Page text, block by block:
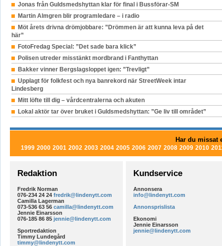
Jonas från Guldsmedshyttan klar för final i Bussförar-SM
Martin Almgren blir programledare – i radio
Möt årets drivna drömjobbare: ”Drömmen är att kunna leva på det
här”
FotoFredag Special: ”Det sade bara klick”
Polisen utreder misstänkt mordbrand i Fanthyttan
Bakker vinner Bergslagsloppet igen: ”Trevligt”
Upplagt för folkfest och nya banrekord när StreetWeek intar
Lindesberg
Mitt löfte till dig – vårdcentralerna och akuten
Lokal aktör tar över bruket i Guldsmedshyttan: ”Ge liv till området”
Har du missat
1999 2000 2001 2002 2003 2004 2005 2006 2007 2008 2009 2010
Redaktion
Fredrik Norman
076-234 24 24 fredrik@lindenytt.com
Camilla Lagerman
073-536 63 56 camilla@lindenytt.com
Jennie Einarsson
076-185 86 85 jennie@lindenytt.com
Sportredaktion
Timmy Lundegård
timmy@lindenytt.com
Kundservice
Annonsera
info@lindenytt.com
Annonsprislista
Ekonomi
Jennie Einarsson
jennie@lindenytt.com